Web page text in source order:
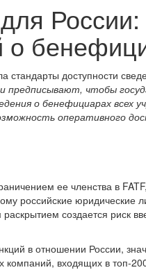
о
чтобы
о бенефициарах всех
оперативного
ее членства в
российские
создается риск
в отношении России,
входящих в топ-